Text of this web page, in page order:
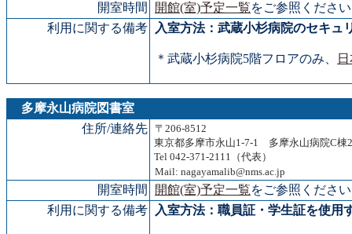
開室時間 開館(室)予定一覧をご参照くださ
利用に関する備考
入室方法：武蔵小杉病院のセキュ
＊武蔵小杉病院5階フロアのみ、
多摩永山病院図書室
住所/連絡先 〒206-8512
東京都多摩市永山1-7-1 多摩永山病院C棟
Tel 042-371-2111（代表）
Mail: nagayamalib@nms.ac.jp
開室時間 開館(室)予定一覧をご参照くださ
利用に関する備考
入室方法：職員証・学生証を使用